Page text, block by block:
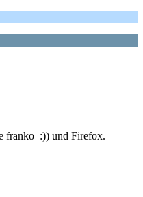
franko :)) und Firefox.